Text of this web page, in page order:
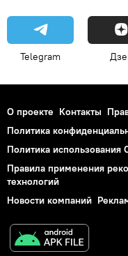
Telegram
О проекте Контакты
Политика
Политика использования
Правила применения
технологий
Новости компаний